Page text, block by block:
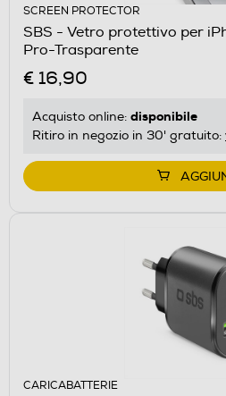
SCREEN PROTECTOR
SBS - Vetro protettivo per iPhone 17/17 Pro/16
Pro-Trasparente
€ 16,90
Acquisto online: disponibile
Ritiro in negozio in 30' gratuito:
CARICABATTERIE